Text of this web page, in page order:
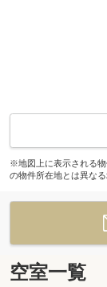
※地図上に表示される
の物件所在地とは異なる
空室一覧